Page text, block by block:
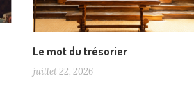
Le mot du trésorier
juillet 22, 2026